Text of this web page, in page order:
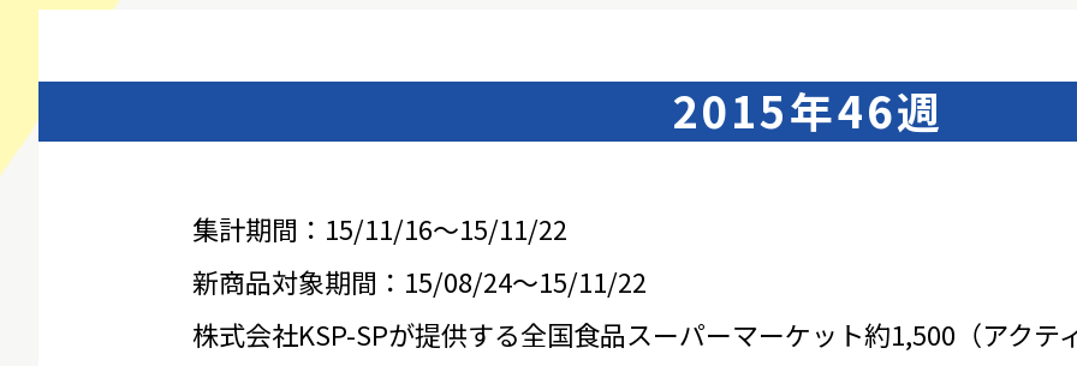
2015年46週
集計期間：15/11/16～15/11/22
新商品対象期間：15/08/24～15/11/22
株式会社KSP-SPが提供する全国食品スーパーマーケット約1,500（アクテ